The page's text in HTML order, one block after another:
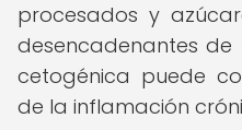
procesados y
desencadenantes
cetogénica puede
de la inflamación